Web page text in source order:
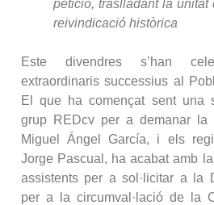
petició, traslladant la
reivindicació històrica
Este divendres s’han
extraordinaris successius al
El que ha començat sent una
grup REDcv per a demanar la
Miguel Ángel García, i els
Jorge Pascual, ha acabat amb
assistents per a sol·licitar a la
per a la circumval·lació de la